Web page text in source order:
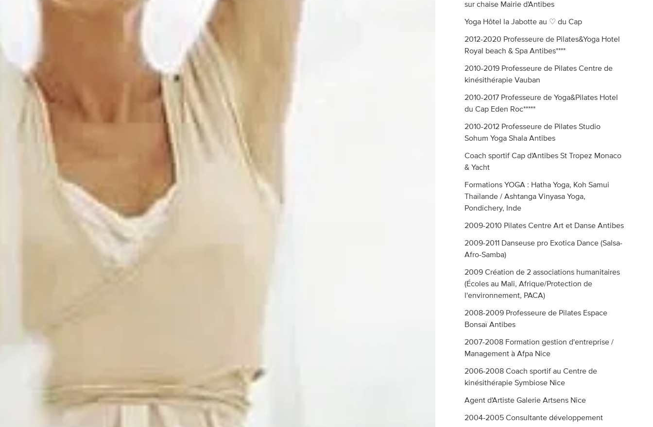
sur chaise Mairie d'Antibes
Yoga Hôtel la Jabotte au ♡ du Cap
2012-2020 Professeure de Pilates&Yoga Hotel
Royal beach & Spa Antibes****
2010-2019 Professeure de Pilates Centre de
kinésithérapie Vauban
2010-2017 Professeure de Yoga&Pilates Hotel
du Cap Eden Roc*****
2010-2012 Professeure de Pilates Studio
Sohum Yoga Shala Antibes
Coach sportif Cap d'Antibes St Tropez Monaco
& Yacht
Formations YOGA : Hatha Yoga, Koh Samui
Thaïlande / Ashtanga Vinyasa Yoga,
Pondichery, Inde
2009-2010 Pilates Centre Art et Danse Antibes
2009-2011 Danseuse pro Exotica Dance (Salsa-
Afro-Samba)
2009 Création de 2 associations humanitaires
(Écoles au Mali, Afrique/Protection de
l'environnement, PACA)
2008-2009 Professeure de Pilates Espace
Bonsaï Antibes
2007-2008 Formation gestion d'entreprise /
Management à Afpa Nice
2006-2008 Coach sportif au Centre de
kinésithérapie Symbiose Nice
Agent d'Artiste Galerie Artsens Nice
2004-2005 Consultante développement